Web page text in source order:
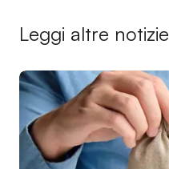
Leggi altre notizie